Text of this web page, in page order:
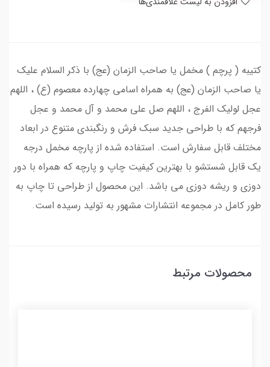
کتیبه ( پرچم ) مخمل یا صاحب الزمان (عج) با ذکر السلام علیک
یا صاحب الزمان (عج) به همراه اسامی چهارده معصوم (ع) ، اللهم
عجل لولیک الفرج ، اللهم صل علی محمد و آل محمد و عجل
فرجهم که با طراحی جدید سبک فرش و رنگبندی متنوع در ابعاد
مختلف قابل سفارش است. استفاده شده از پارچه مخمل درجه
یک قابل شستشو با بهترین کیفیت چاپ و پارچه که همراه با دور
دوزی و ریشه دوزی می باشد. این محصول از طراحی تا چاپ به
طور کامل در مجموعه انتشارات مشهور به تولید رسیده است.
محصولات مرتبط